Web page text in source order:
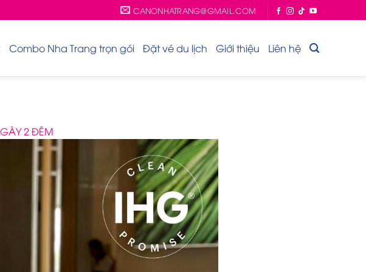
CANONHATRANG@GMAIL.COM
Combo Nha Trang trọn gói Đặt vé du lịch Giới thiệu Liên hệ
2 ĐÊM